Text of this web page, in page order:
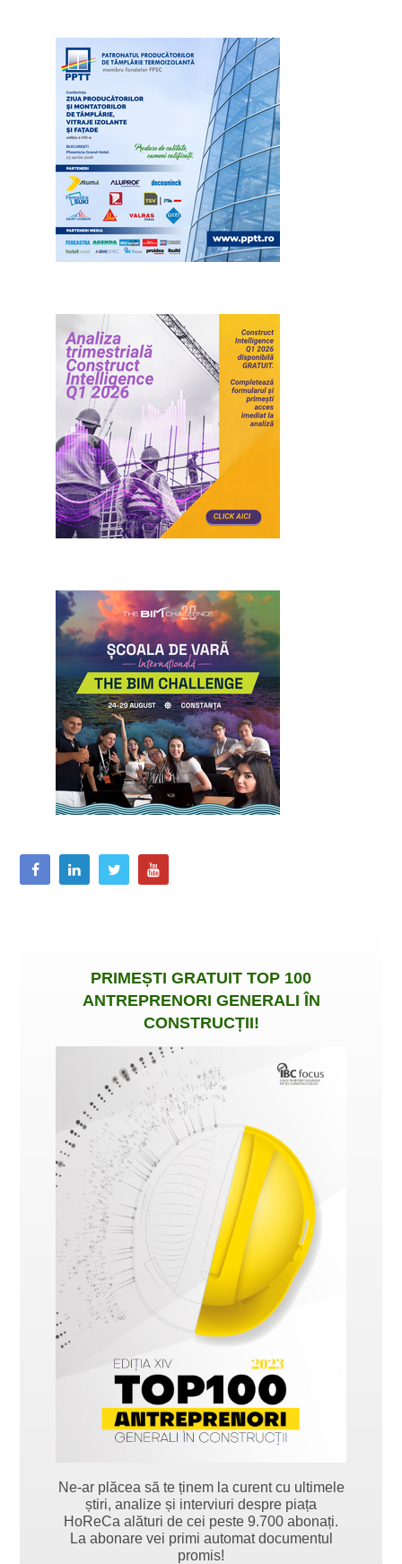
PRIMEȘTI GRATUIT TOP 100
ANTREPRENORI GENERALI ÎN
CONSTRUCȚII!
Ne-ar plăcea să te ținem la curent cu ultimele
știri, analize și interviuri despre piața
HoReCa alături de cei peste 9.700 abonați.
La abonare vei primi automat documentul
promis!